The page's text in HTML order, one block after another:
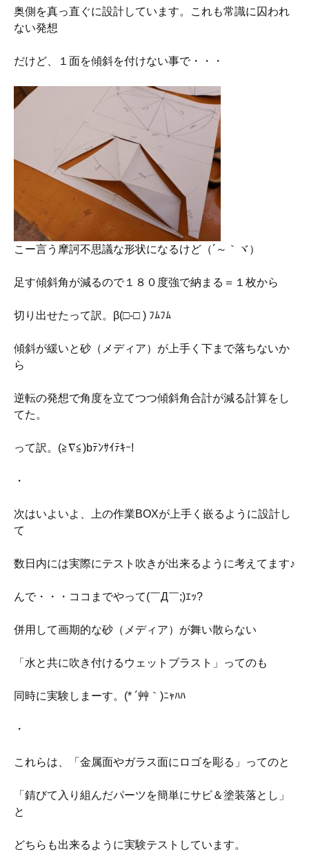
奥側を真っ直ぐに設計しています。これも常識に囚われ
ない発想
だけど、１面を傾斜を付けない事で・・・
こー言う摩訶不思議な形状になるけど（´～｀ヾ）
足す傾斜角が減るので１８０度強で納まる＝１枚から
切り出せたって訳。β(□-□ ) ﾌﾑﾌﾑ
傾斜が緩いと砂（メディア）が上手く下まで落ちないか
ら
逆転の発想で角度を立てつつ傾斜角合計が減る計算をし
てた。
って訳。(≧∇≦)bﾃﾝｻｲﾃｷｰ!
・
次はいよいよ、上の作業BOXが上手く嵌るように設計し
て
数日内には実際にテスト吹きが出来るように考えてます♪
んで・・・ココまでやって(￣Д￣;)ｴｯ?
併用して画期的な砂（メディア）が舞い散らない
「水と共に吹き付けるウェットブラスト」ってのも
同時に実験しまーす。(* ´艸｀)ﾆｬﾊﾊ
・
これらは、「金属面やガラス面にロゴを彫る」ってのと
「錆びて入り組んだパーツを簡単にサビ＆塗装落とし」
と
どちらも出来るように実験テストしています。